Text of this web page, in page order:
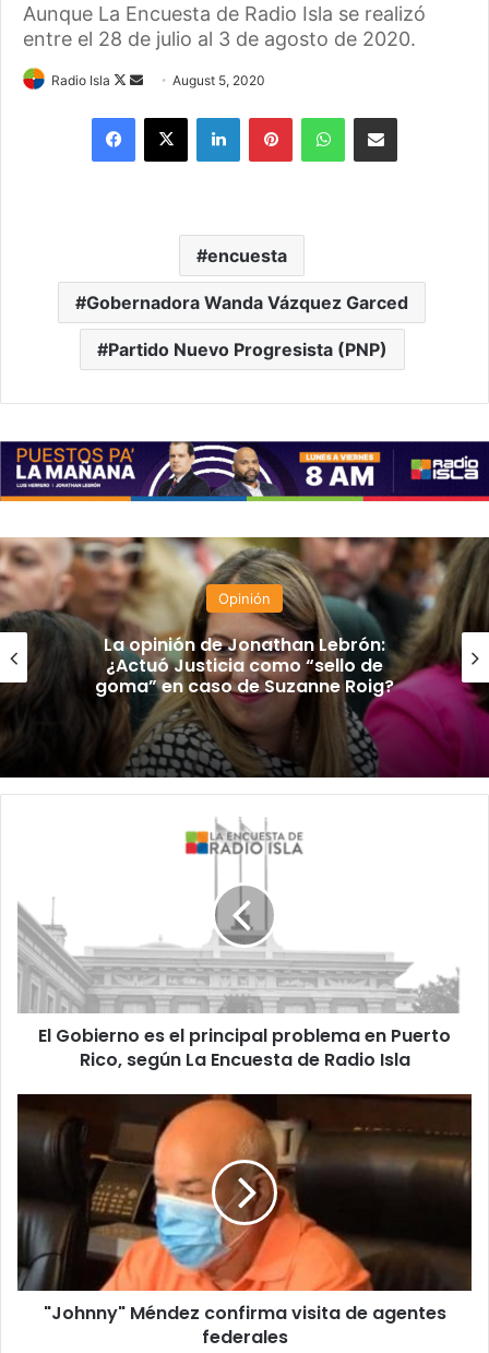
Aunque La Encuesta de Radio Isla se realizó
entre el 28 de julio al 3 de agosto de 2020.
Radio Isla
Follow
Send
email
August 5, 2020
Facebook
X LinkedInPinterestWhatsAppShare via Email
encuesta
Gobernadora Wanda Vázquez Garced
Partido Nuevo Progresista (PNP)
Opinión
La opinión de Jonathan Lebrón:
¿Actuó Justicia como “sello de
goma” en caso de Suzanne Roig?
principal
problema
en
Puerto
Rico,
según
El Gobierno es el principal problema en Puerto
Rico, según La Encuesta de Radio Isla
Méndez
confirma
agentes
federales
"Johnny" Méndez confirma visita de agentes
federales